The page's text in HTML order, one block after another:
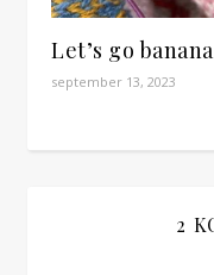
Let’s go
september 13, 2023
2